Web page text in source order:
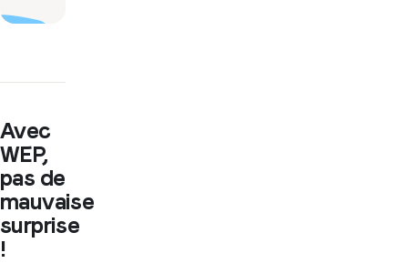
Avec
WEP,
pas de
mauvaise
surprise
!